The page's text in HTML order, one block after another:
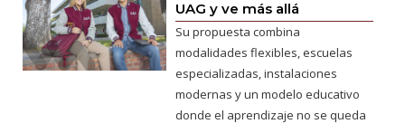
UAG y ve más allá
Su propuesta combina
modalidades flexibles, escuelas
especializadas, instalaciones
modernas y un modelo educativo
donde el aprendizaje no se queda